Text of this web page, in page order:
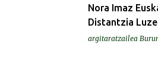
Nora Imaz
Distantzia
argitaratzailea